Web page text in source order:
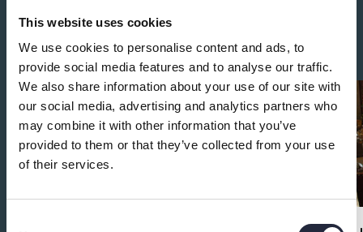
This website uses cookies
We use cookies to personalise content and ads, to
provide social media features and to analyse our traffic.
We also share information about your use of our site with
our social media, advertising and analytics partners who
may combine it with other information that you’ve
provided to them or that they’ve collected from your use
of their services.
Du kanske också är intresserad av: